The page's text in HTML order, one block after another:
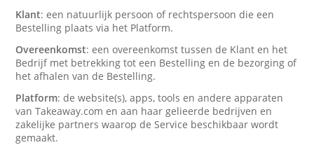
Klant: een natuurlijk persoon of rechtspersoon die een
Bestelling plaats via het Platform.
Overeenkomst: een overeenkomst tussen de Klant en het
Bedrijf met betrekking tot een Bestelling en de bezorging of
het afhalen van de Bestelling.
Platform: de website(s), apps, tools en andere apparaten
van Takeaway.com en aan haar gelieerde bedrijven en
zakelijke partners waarop de Service beschikbaar wordt
gemaakt.